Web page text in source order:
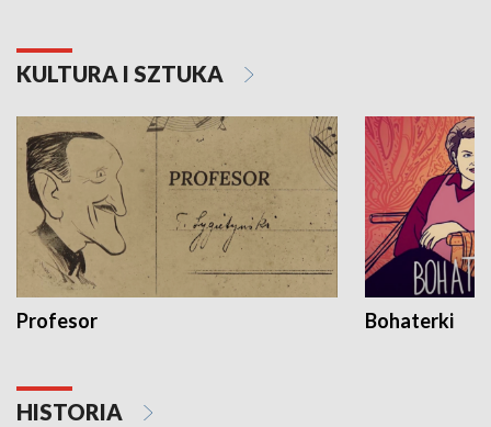
KULTURA I SZTUKA
Profesor Bohaterki
HISTORIA